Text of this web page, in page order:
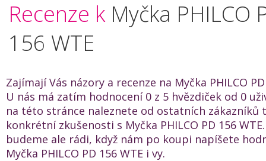
Recenze k Myčka PHILCO
156 WTE
Zajímají Vás názory a recenze na Myčka PHILCO PD
U nás má zatím hodnocení 0 z 5 hvězdiček od 0
na této stránce naleznete od ostatních zákazníků
konkrétní zkušenosti s Myčka PHILCO PD 156
budeme ale rádi, když nám po koupi napíšete
Myčka PHILCO PD 156 WTE i vy.